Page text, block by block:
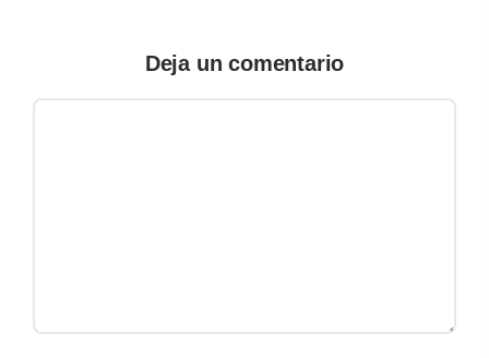
Deja un comentario
Comentario